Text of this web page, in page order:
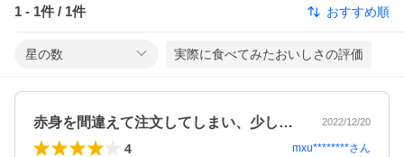
1 - 1件 / 1件 おすすめ順
星の数 実際に食べてみたおいしさの評価
赤身を間違えて注文してしまい、少しかた… 2022/12/20
4 mxu********さん